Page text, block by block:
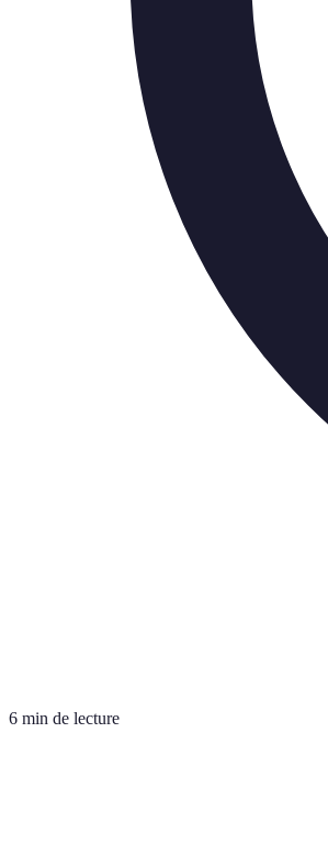
6 min de lecture